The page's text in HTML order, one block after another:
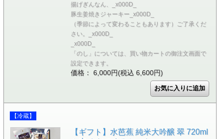
揚げぎんなん、_x000D_
豚生姜焼きジャーキー_x000D_
（季節によって変わることもあります）ご了承くだ
さい。_x000D_
_x000D_
「のし」については、買い物カートの御注文画面で
設定できます。
価格： 6,000円(税込 6,600円)
【冷蔵】
【ギフト】水芭蕉 純米大吟醸 翠 720ml